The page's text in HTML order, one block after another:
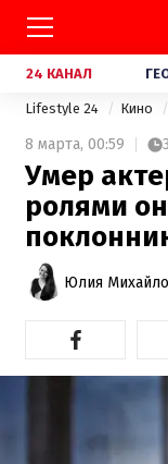
24 КАНАЛ
Lifestyle 24 Кино
8 марта, 00:59 3
Умер
ролями
Юлия